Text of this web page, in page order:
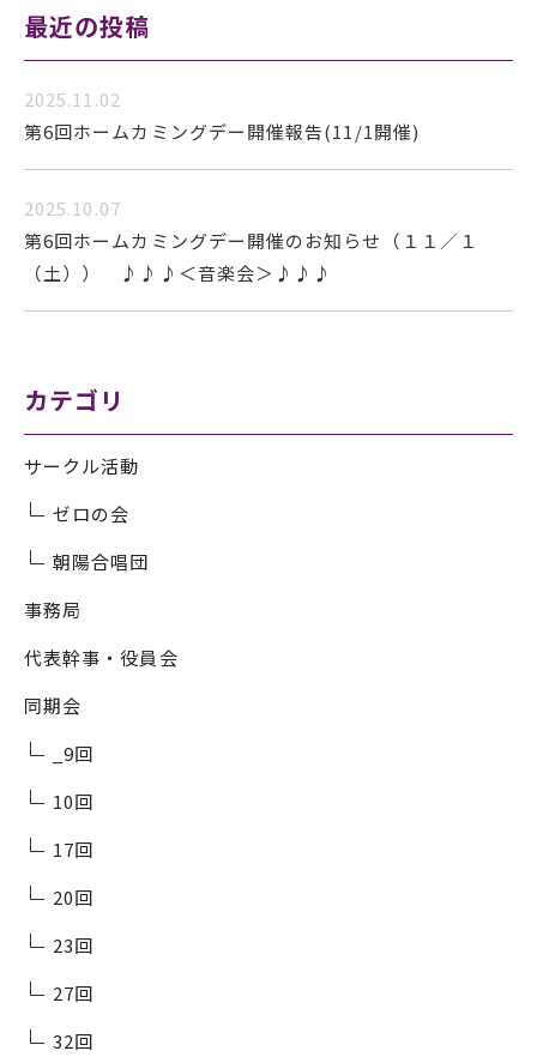
最近の投稿
2025.11.02
第6回ホームカミングデー開催報告(11/1開催)
2025.10.07
第6回ホームカミングデー開催のお知らせ（１１／１
（土）） ♪♪♪＜音楽会＞♪♪♪
カテゴリ
サークル活動
ゼロの会
朝陽合唱団
事務局
代表幹事・役員会
同期会
_9回
10回
17回
20回
23回
27回
32回